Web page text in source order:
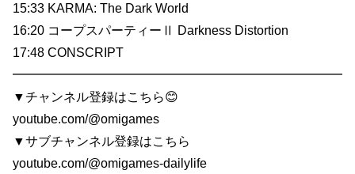
15:33 KARMA: The Dark World
16:20 コープスパーティーⅡ Darkness Distortion
17:48 CONSCRIPT
━━━━━━━━━━━━━━━━━━━━━━━━━━
▼チャンネル登録はこちら😊
youtube.com/@omigames
▼サブチャンネル登録はこちら
youtube.com/@omigames-dailylife